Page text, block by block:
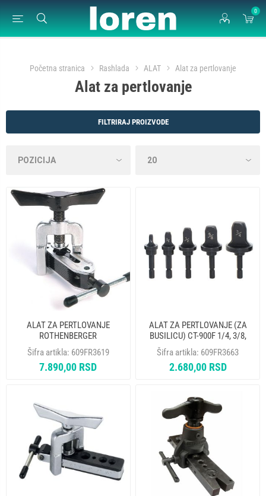
0
Početna stranica Rashlada ALAT Alat za pertlovanje
Alat za pertlovanje
FILTRIRAJ PROIZVODE
ALAT ZA PERTLOVANJE
ROTHENBERGER
Šifra artikla: 609FR3619
7.890,00 RSD
ALAT ZA PERTLOVANJE (ZA
BUSILICU) CT-900F 1/4, 3/8,
1/2, 5/8, 3/4"
Šifra artikla: 609FR3663
2.680,00 RSD